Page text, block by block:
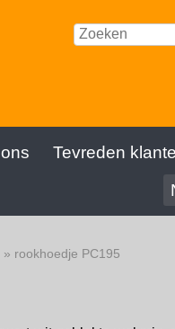
Tevreden
» rookhoedje PC195